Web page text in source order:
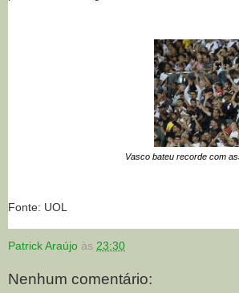
Vasco bateu recorde com
Fonte: UOL
Patrick Araújo às 23:30
Nenhum comentário: